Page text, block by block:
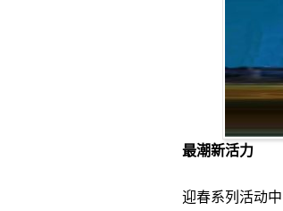
最潮新活力
迎春系列活动中